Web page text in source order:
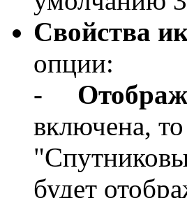
Свойства
опции:
-
включена,
будет